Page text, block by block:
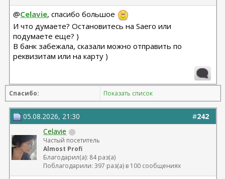
@Celavie, спасибо большое
И что думаете? Остановитесь на Saero или
подумаете еще? )
В банк забежала, сказали можно отправить по
реквизитам или на карту )
Спасибо: Показать список
#242
05.08.2026, 21:30
Celavie
Частый посетитель
Almost Profi
Благодарил(а): 84 раз(а)
Поблагодарили: 397 раз(а) в 100 сообщениях